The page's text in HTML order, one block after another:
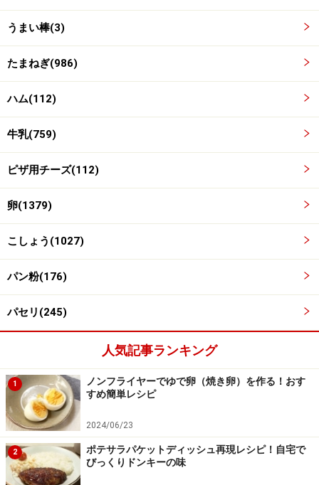
ポテトチップスとうまい棒には、塩味がしっかりついて
るので、塩は加えなくていいです。
うまい棒(3)
たまねぎ(986)
ハム(112)
牛乳(759)
ピザ用チーズ(112)
卵(1379)
こしょう(1027)
パン粉(176)
パセリ(245)
人気記事ランキング
1
ノンフライヤーでゆで卵（焼き卵）を作る！おす
すめ簡単レシピ
2024/06/23
2
ポテサラパケットディッシュ再現レシピ！自宅で
びっくりドンキーの味